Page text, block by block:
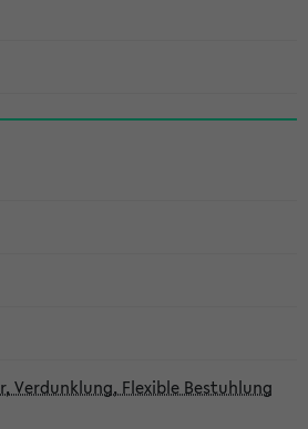
Verdunklung, Flexible Bestuhlung